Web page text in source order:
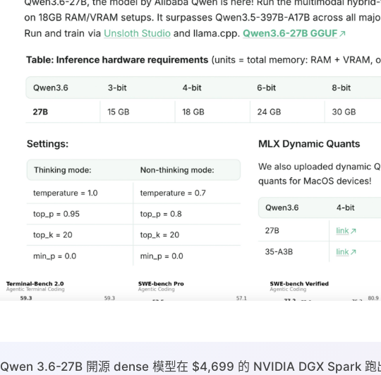
Qwen 3.6-27B 開源 dense 模型在 $4,699 的 NVIDIA DGX Spark 跑